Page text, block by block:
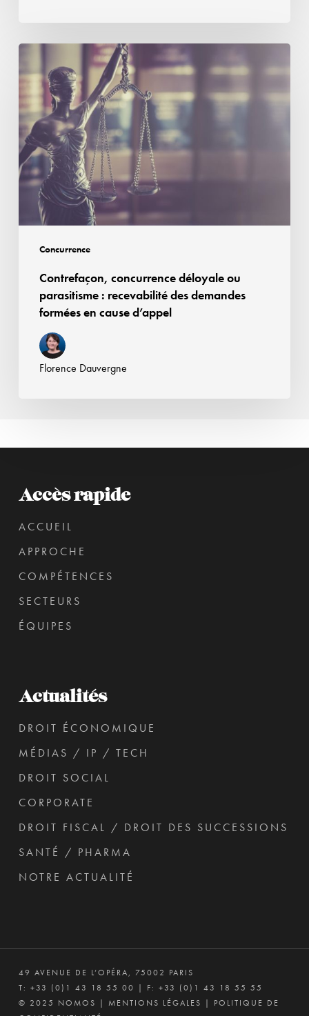
position
dominante
Concurrence
concurrence
déloyale
ou
parasitisme :
recevabilité
des
demandes
formées
en
cause
Contrefaçon, concurrence déloyale ou
parasitisme : recevabilité des demandes
formées en cause d’appel
Florence Dauvergne
Accès rapide
ACCUEIL
APPROCHE
COMPÉTENCES
SECTEURS
ÉQUIPES
Actualités
DROIT ÉCONOMIQUE
MÉDIAS / IP / TECH
DROIT SOCIAL
CORPORATE
DROIT FISCAL / DROIT DES SUCCESSIONS
SANTÉ / PHARMA
NOTRE ACTUALITÉ
49 AVENUE DE L’OPÉRA, 75002 PARIS
T: +33 (0)1 43 18 55 00 | F: +33 (0)1 43 18 55 55
© 2025 NOMOS | MENTIONS LÉGALES | POLITIQUE DE